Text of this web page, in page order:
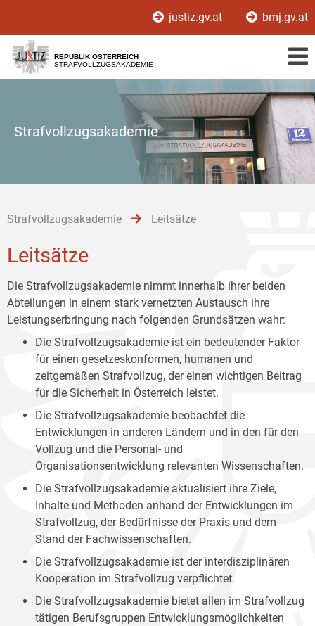
[1]
[2]
[3]
justiz.gv.at bmj.gv.at
REPUBLIK ÖSTERREICH
STRAFVOLLZUGSAKADEMIE
Strafvollzugsakademie
Strafvollzugsakademie Leitsätze
Leitsätze
Die Strafvollzugsakademie nimmt innerhalb ihrer beiden
Abteilungen in einem stark vernetzten Austausch ihre
Leistungserbringung nach folgenden Grundsätzen wahr:
Die Strafvollzugsakademie ist ein bedeutender Faktor
für einen gesetzeskonformen, humanen und
zeitgemäßen Strafvollzug, der einen wichtigen Beitrag
für die Sicherheit in Österreich leistet.
Die Strafvollzugsakademie beobachtet die
Entwicklungen in anderen Ländern und in den für den
Vollzug und die Personal- und
Organisationsentwicklung relevanten Wissenschaften.
Die Strafvollzugsakademie aktualisiert ihre Ziele,
Inhalte und Methoden anhand der Entwicklungen im
Strafvollzug, der Bedürfnisse der Praxis und dem
Stand der Fachwissenschaften.
Die Strafvollzugsakademie ist der interdisziplinären
Kooperation im Strafvollzug verpflichtet.
Die Strafvollzugsakademie bietet allen im Strafvollzug
tätigen Berufsgruppen Entwicklungsmöglichkeiten